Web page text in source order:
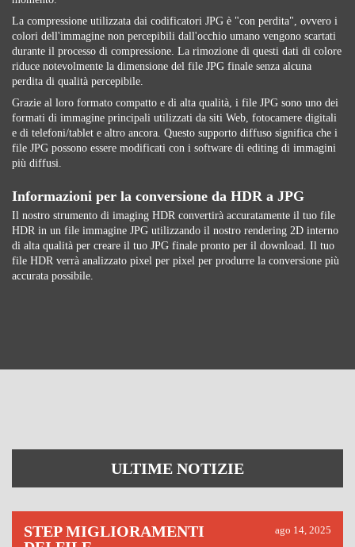
La compressione utilizzata dai codificatori JPG è "con perdita", ovvero i
colori dell'immagine non percepibili dall'occhio umano vengono scartati
durante il processo di compressione. La rimozione di questi dati di colore
riduce notevolmente la dimensione del file JPG finale senza alcuna
perdita di qualità percepibile.
Grazie al loro formato compatto e di alta qualità, i file JPG sono uno dei
formati di immagine principali utilizzati da siti Web, fotocamere digitali
e di telefoni/tablet e altro ancora. Questo supporto diffuso significa che i
file JPG possono essere modificati con i software di editing di immagini
più diffusi.
Informazioni per la conversione da HDR a JPG
Il nostro strumento di imaging HDR convertirà accuratamente il tuo file
HDR in un file immagine JPG utilizzando il nostro rendering 2D interno
di alta qualità per creare il tuo JPG finale pronto per il download. Il tuo
file HDR verrà analizzato pixel per pixel per produrre la conversione più
accurata possibile.
ULTIME NOTIZIE
STEP MIGLIORAMENTI
ago 14, 2025